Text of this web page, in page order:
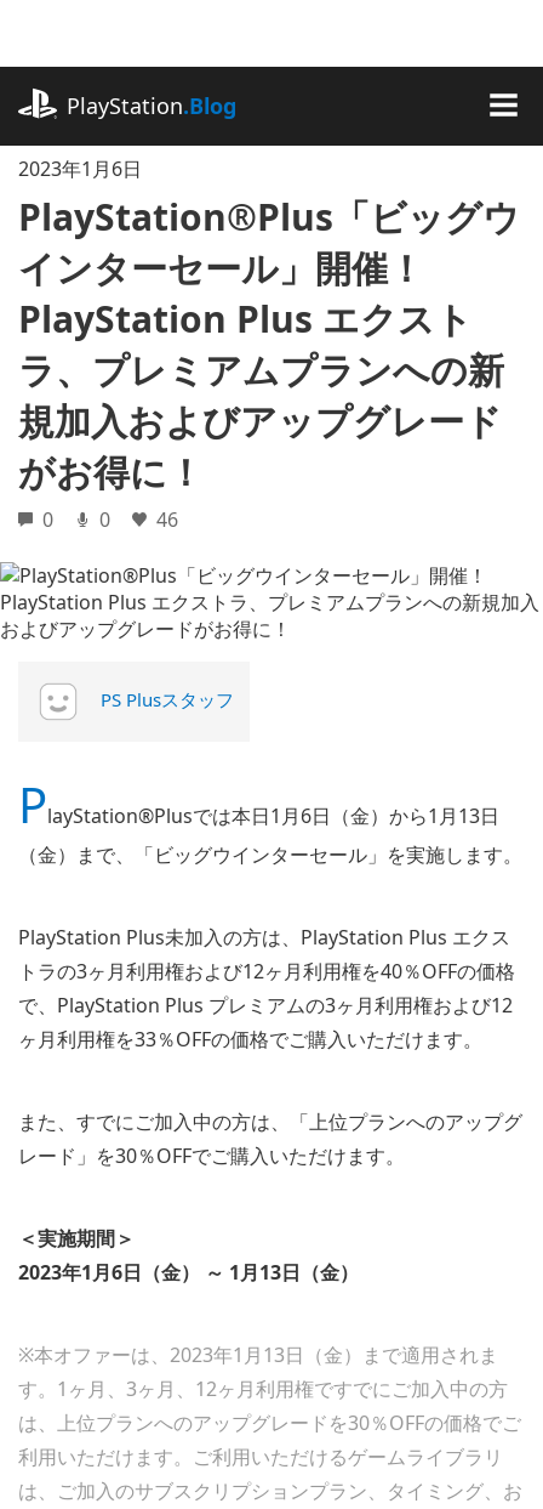
に
ッ
PlayStation.Blog
2023年1月6日
PlayStation®Plus「ビッグウ
インターセール」開催！
PlayStation Plus エクスト
ラ、プレミアムプランへの新
規加入およびアップグレード
がお得に！
0 0 46
PS Plusスタッフ
PlayStation®Plusでは本日1月6日（金）から1月13日
（金）まで、「ビッグウインターセール」を実施します。
PlayStation Plus未加入の方は、PlayStation Plus エクス
トラの3ヶ月利用権および12ヶ月利用権を40％OFFの価格
で、PlayStation Plus プレミアムの3ヶ月利用権および12
ヶ月利用権を33％OFFの価格でご購入いただけます。
また、すでにご加入中の方は、「上位プランへのアップグ
レード」を30％OFFでご購入いただけます。
＜実施期間＞
2023年1月6日（金） ～ 1月13日（金）
※本オファーは、2023年1月13日（金）まで適用されま
す。1ヶ月、3ヶ月、12ヶ月利用権ですでにご加入中の方
は、上位プランへのアップグレードを30％OFFの価格でご
利用いただけます。ご利用いただけるゲームライブラリ
は、ご加入のサブスクリプションプラン、タイミング、お